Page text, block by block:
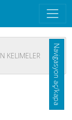
Navigasyon aç/kapa
KELIMELER